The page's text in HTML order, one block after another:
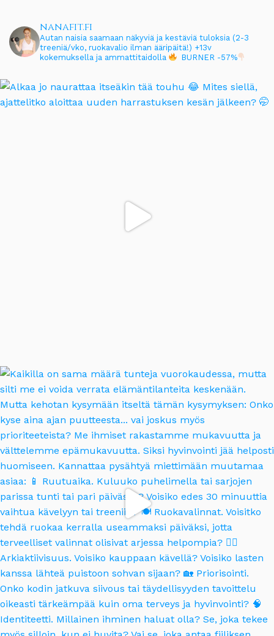
nanafit.fi
Autan naisia saamaan näkyviä ja kestäviä tuloksia (2-3
treeniä/vko, ruokavalio ilman ääripäitä!) +13v
kokemuksella ja ammattitaidolla
BURNER -57%